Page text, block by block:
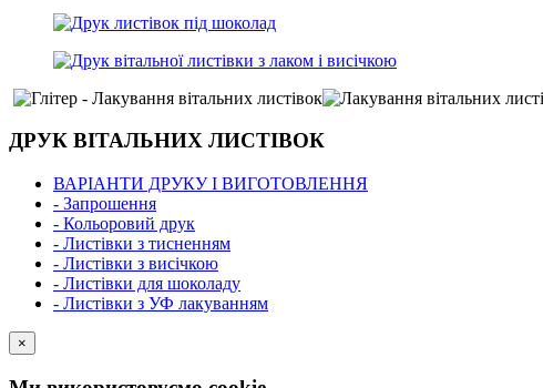
ДРУК ВІТАЛЬНИХ ЛИСТІВОК
ВАРІАНТИ ДРУКУ І ВИГОТОВЛЕННЯ
- Запрошення
- Кольоровий друк
- Листівки з тисненням
- Листівки з висічкою
- Листівки для шоколаду
- Листівки з УФ лакуванням
×